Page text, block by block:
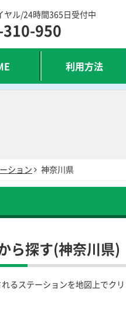
ヤル/24時間365日受付中
950
利用方法
ション 神奈川県
ら探す(神奈川県)
るステーションを地図上でク